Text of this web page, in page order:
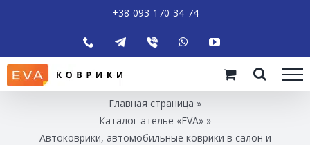
+38-093-170-34-74
Главная страница »
Каталог ателье «EVA» »
Автоковрики, автомобильные коврики в салон и